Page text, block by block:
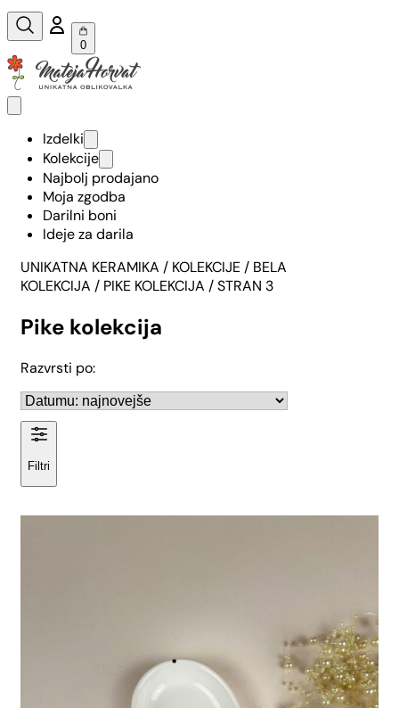
0
Izdelki
Kolekcije
Najbolj prodajano
Moja zgodba
Darilni boni
Ideje za darila
UNIKATNA KERAMIKA / KOLEKCIJE / BELA
KOLEKCIJA / PIKE KOLEKCIJA / STRAN 3
Pike kolekcija
Razvrsti po:
Filtri